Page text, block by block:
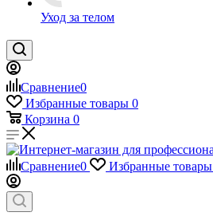
Уход за телом
Сравнение0
Избранные товары 0
Корзина 0
Сравнение0 Избранные товары